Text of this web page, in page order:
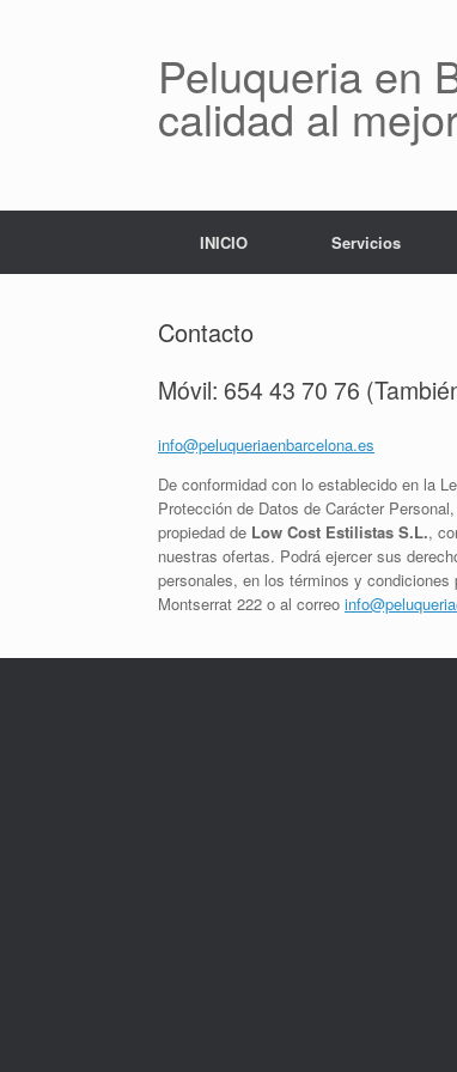
Peluqueria en
calidad al
INICIO Servicios
Contacto
Móvil: 654 43 70 76
info@peluqueriaenbarcelona.es
De conformidad con lo establecido en la
Protección de Datos de Carácter
propiedad de Low Cost Estilistas S.L.,
nuestras ofertas. Podrá ejercer sus
personales, en los términos y
Montserrat 222 o al correo